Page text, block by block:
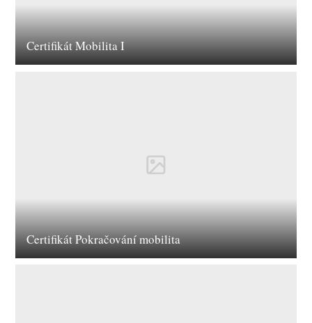
Certifikát Mobilita I
Certifikát Pokračování mobilita